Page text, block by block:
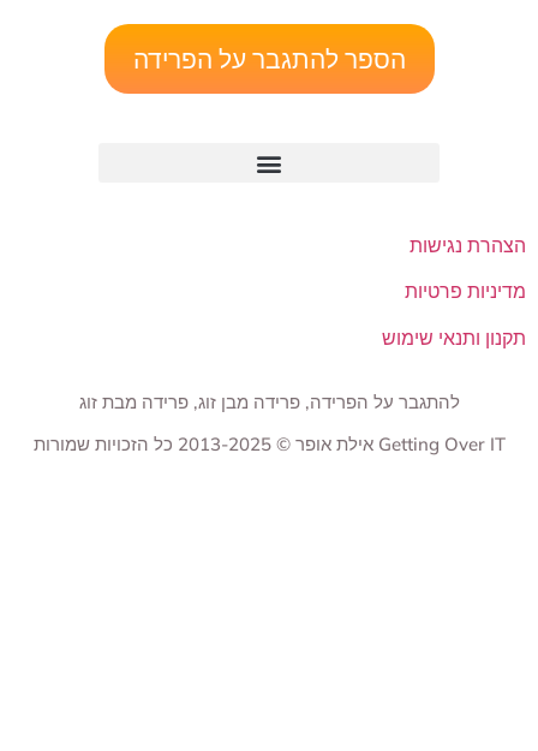
הספר להתגבר על הפרידה
הצהרת נגישות
מדיניות פרטיות
תקנון ותנאי שימוש
להתגבר על הפרידה, פרידה מבן זוג, פרידה מבת זוג
Getting Over IT אילת אופר © 2013-2025 כל הזכויות שמורות